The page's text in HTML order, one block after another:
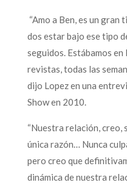
“Amo a Ben, es un gran
dos estar bajo ese tipo
seguidos. Estábamos
revistas, todas las
dijo Lopez en una
Show en 2010.
“Nuestra relación, creo,
única razón… Nunca
pero creo que
dinámica de nuestra